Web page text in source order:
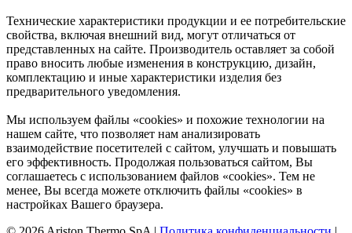
Технические характеристики продукции и ее потребительские
свойства, включая внешний вид, могут отличаться от
представленных на сайте. Производитель оставляет за собой
право вносить любые изменения в конструкцию, дизайн,
комплектацию и иные характеристики изделия без
предварительного уведомления.
Мы используем файлы «cookies» и похожие технологии на
нашем сайте, что позволяет нам анализировать
взаимодействие посетителей с сайтом, улучшать и повышать
его эффективность. Продолжая пользоваться сайтом, Вы
соглашаетесь с использованием файлов «cookies». Тем не
менее, Вы всегда можете отключить файлы «cookies» в
настройках Вашего браузера.